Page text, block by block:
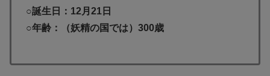
○誕生日：12月21日
○年齢：（妖精の国では）300歳